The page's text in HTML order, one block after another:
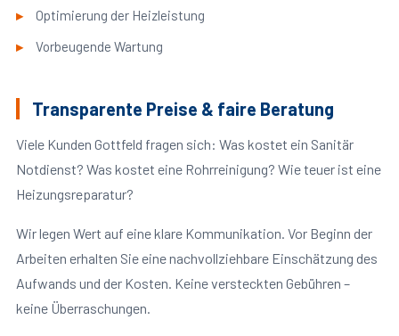
Optimierung der Heizleistung
Vorbeugende Wartung
Transparente Preise & faire Beratung
Viele Kunden Gottfeld fragen sich: Was kostet ein Sanitär
Notdienst? Was kostet eine Rohrreinigung? Wie teuer ist eine
Heizungsreparatur?
Wir legen Wert auf eine klare Kommunikation. Vor Beginn der
Arbeiten erhalten Sie eine nachvollziehbare Einschätzung des
Aufwands und der Kosten. Keine versteckten Gebühren –
keine Überraschungen.